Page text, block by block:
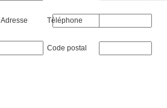
Adresse Téléphone
Code postal